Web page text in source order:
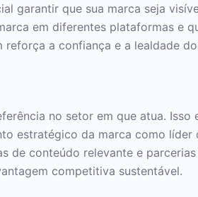
garantir que sua marca seja
em diferentes plataformas e
a confiança e a lealdade
no setor em que atua. Isso
estratégico da marca como líder
de conteúdo relevante e
competitiva sustentável.